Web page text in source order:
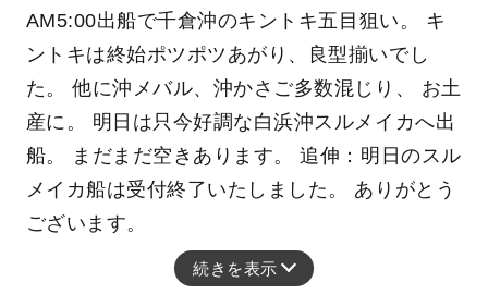
AM5:00出船で千倉沖のキントキ五目狙い。 キ
ントキは終始ポツポツあがり、良型揃いでし
た。 他に沖メバル、沖かさご多数混じり、 お土
産に。 明日は只今好調な白浜沖スルメイカへ出
船。 まだまだ空きあります。 追伸：明日のスル
メイカ船は受付終了いたしました。 ありがとう
ございます。
続きを表示